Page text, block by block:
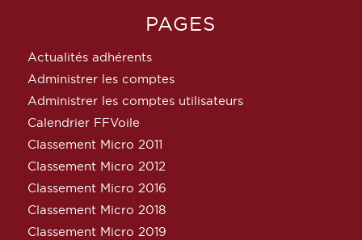
PAGES
Actualités adhérents
Administrer les comptes
Administrer les comptes utilisateurs
Calendrier FFVoile
Classement Micro 2011
Classement Micro 2012
Classement Micro 2016
Classement Micro 2018
Classement Micro 2019